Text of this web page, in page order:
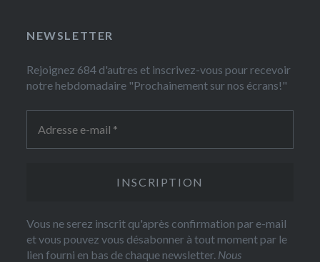
NEWSLETTER
Rejoignez 684 d'autres et inscrivez-vous pour recevoir
notre hebdomadaire "Prochainement sur nos écrans!"
Vous ne serez inscrit qu'après confirmation par e-mail
et vous pouvez vous désabonner à tout moment par le
lien fourni en bas de chaque newsletter. Nous